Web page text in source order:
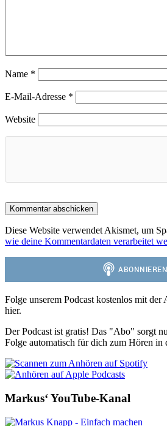
Name *
E-Mail-Adresse *
Website
Diese Website verwendet Akismet, um
wie deine Kommentardaten verarbeitet
Folge unserem Podcast kostenlos mit der
hier.
Der Podcast ist gratis! Das "Abo" sorgt
Folge automatisch für dich zum Hören in
Markus‘ YouTube-Kanal